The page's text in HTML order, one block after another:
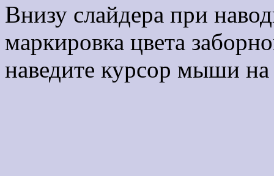
Внизу слайдера при
маркировка цвета
наведите курсор мыши на